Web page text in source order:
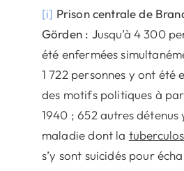
[i] Prison centrale de
Görden : Jusqu’à 4 300
été enfermées
1 722 personnes y ont été
des motifs politiques à
1940 ; 652 autres
maladie dont la
s’y sont suicidés pour